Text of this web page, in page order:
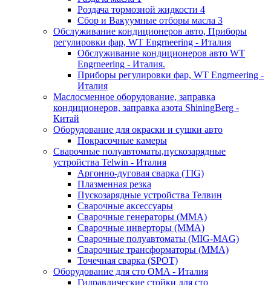
Роздача тормозной жидкости 4
Сбор и Вакуумные отборы масла 3
Обслуживание кондиционеров авто, Приборы
регулировки фар, WT Engrneering - Италия
Обслуживание кондиционеров авто WT
Engrneering - Италия.
Приборы регулировки фар, WT Engrneering -
Италия
Маслосменное оборудование, заправка
кондиционеров, заправка азота ShiningBerg -
Китай
Оборудование для окраски и сушки авто
Покрасочные камеры
Сварочные полуавтоматы,пускозарядные
устройства Telwin - Италия
Аргонно-дуговая сварка (TIG)
Плазменная резка
Пускозарядные устройства Телвин
Сварочные аксессуары
Сварочные генераторы (MMA)
Сварочные инверторы (MMA)
Сварочные полуавтоматы (MIG-MAG)
Сварочные трансформаторы (MMA)
Точечная сварка (SPOT)
Оборудование для сто OMA - Италия
Гидравлические стойки для сто